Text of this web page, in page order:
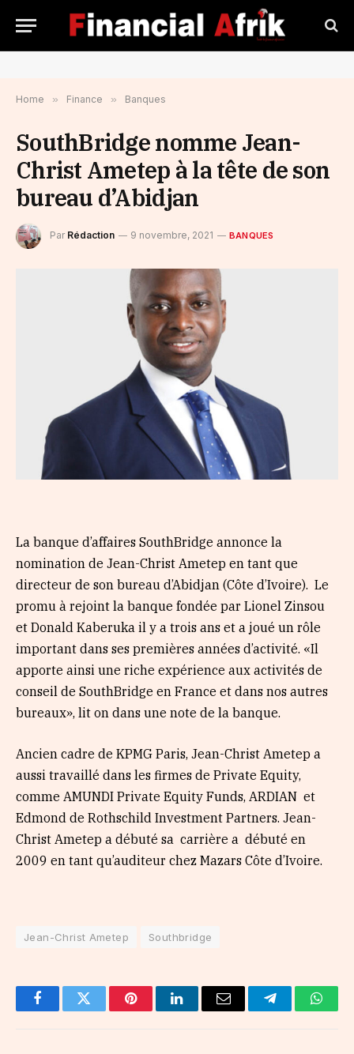
Home » Finance » Banques
SouthBridge nomme Jean-
Christ Ametep à la tête de son
bureau d’Abidjan
Par Rédaction 9 novembre, 2021 BANQUES
La banque d’affaires SouthBridge annonce la
nomination de Jean-Christ Ametep en tant que
directeur de son bureau d’Abidjan (Côte d’Ivoire). Le
promu à rejoint la banque fondée par Lionel Zinsou
et Donald Kaberuka il y a trois ans et a joué un rôle
important dans ses premières années d’activité. «Il
apporte ainsi une riche expérience aux activités de
conseil de SouthBridge en France et dans nos autres
bureaux», lit on dans une note de la banque.
Ancien cadre de KPMG Paris, Jean-Christ Ametep a
aussi travaillé dans les firmes de Private Equity,
comme AMUNDI Private Equity Funds, ARDIAN et
Edmond de Rothschild Investment Partners. Jean-
Christ Ametep a débuté sa carrière a débuté en
2009 en tant qu’auditeur chez Mazars Côte d’Ivoire.
Jean-Christ Ametep Southbridge
FacebookTwitter PinterestLinkedInEmail Telegram